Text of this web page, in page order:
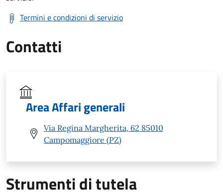
Termini e condizioni di servizio
Contatti
Area Affari generali
Via Regina Margherita, 62 85010
Campomaggiore (PZ)
Strumenti di tutela